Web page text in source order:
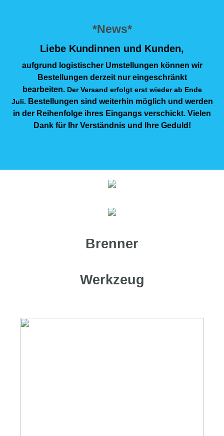
*News*
Liebe Kundinnen und Kunden,
aufgrund logistischer Umstellungen können wir
Bestellungen derzeit nur eingeschränkt
bearbeiten. Der Versand erfolgt erst wieder ab Ende
Juli. Bestellungen sind weiterhin möglich und werden
in der Reihenfolge ihres Eingangs verschickt. Vielen
Dank für Ihr Verständnis und Ihre Geduld!
Brenner
Werkzeug